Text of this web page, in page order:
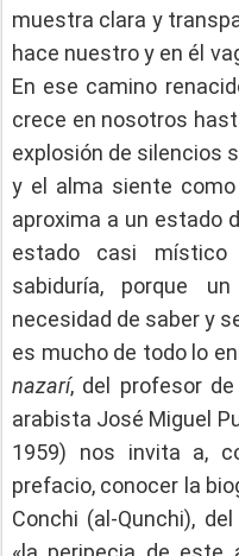
muestra clara y
hace nuestro y en él
En ese camino
crece en nosotros
explosión de silencios
y el alma siente
aproxima a un estado
estado casi
sabiduría, porque
necesidad de saber y
es mucho de todo lo
nazarí, del profesor
arabista José Miguel
1959) nos invita a,
prefacio, conocer la
Conchi (al-Qunchi),